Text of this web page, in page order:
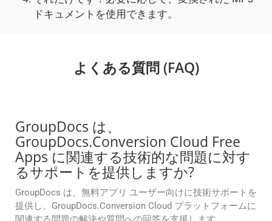
ドキュメントを使用できます。
よくある質問 (FAQ)
GroupDocs は、
GroupDocs.Conversion Cloud Free
Apps に関連する技術的な問題に対す
るサポートを提供しますか?
GroupDocs は、無料アプリ ユーザー向けに技術サポートを
提供し、GroupDocs.Conversion Cloud プラットフォームに